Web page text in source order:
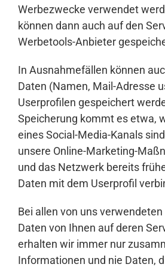
Werbezwecke verwendet
können dann auch auf den
Werbetools-Anbieter
In Ausnahmefällen können
Daten (Namen, Mail-Adresse
Userprofilen gespeichert
Speicherung kommt es etwa,
eines Social-Media-Kanals
unsere Online-Marketing-
und das Netzwerk bereits
Daten mit dem Userprofil
Bei allen von uns
Daten von Ihnen auf deren
erhalten wir immer nur
Informationen und nie Daten,